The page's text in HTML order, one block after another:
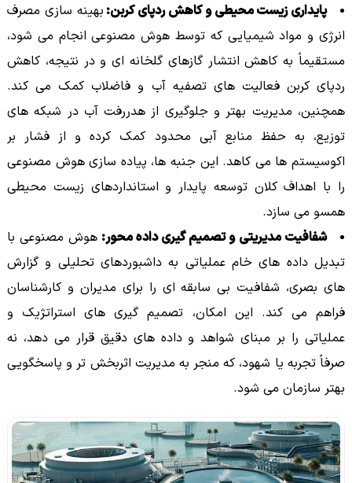
پایداری زیست محیطی و کاهش ردپای کربن: بهینه سازی مصرف
انرژی و مواد شیمیایی که توسط هوش مصنوعی انجام می شود،
مستقیماً به کاهش انتشار گازهای گلخانه ای و در نتیجه، کاهش
ردپای کربن فعالیت های تصفیه آب و فاضلاب کمک می کند.
همچنین، مدیریت بهتر و جلوگیری از هدررفت آب در شبکه های
توزیع، به حفظ منابع آبی محدود کمک کرده و از فشار بر
اکوسیستم ها می کاهد. این جنبه ها، پیاده سازی هوش مصنوعی
را با اهداف کلان توسعه پایدار و استانداردهای زیست محیطی
همسو می سازد.
شفافیت مدیریتی و تصمیم گیری داده محور: هوش مصنوعی با
تبدیل داده های خام عملیاتی به داشبوردهای تحلیلی و گزارش
های بصری، شفافیت بی سابقه ای را برای مدیران و کارشناسان
فراهم می کند. این امکان، تصمیم گیری های استراتژیک و
عملیاتی را بر مبنای شواهد و داده های دقیق قرار می دهد، نه
صرفاً تجربه یا شهود، که منجر به مدیریت اثربخش تر و پاسخگویی
بهتر سازمان می شود.